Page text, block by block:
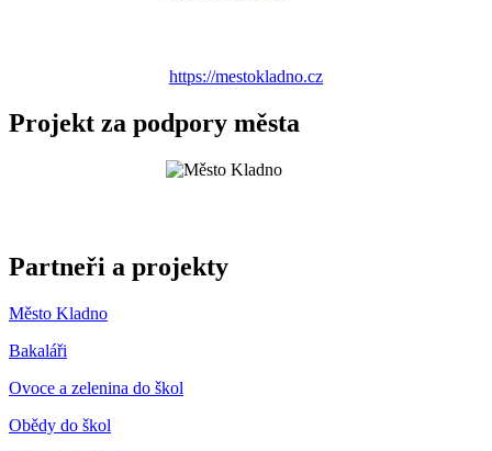
https://mestokladno.cz
Projekt za podpory města
Partneři a projekty
Město Kladno
Bakaláři
Ovoce a zelenina do škol
Obědy do škol